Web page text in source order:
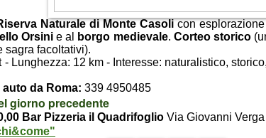
Naturale di Monte Casolicon
Orsinie al borgo medievale. Corteo storico
sagra facoltativi).
- Lunghezza: 12 km - Interesse: naturalistico,
da Roma: 339 4950485
giorno precedente
Bar Pizzeria il Quadrifoglio Via Giovanni